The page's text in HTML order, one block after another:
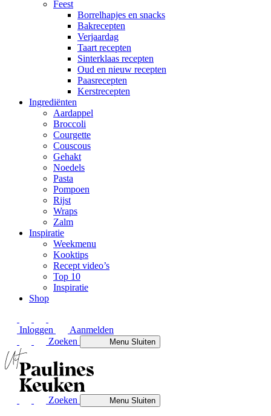
Feest
Borrelhapjes en snacks
Bakrecepten
Verjaardag
Taart recepten
Sinterklaas recepten
Oud en nieuw recepten
Paasrecepten
Kerstrecepten
Ingrediënten
Aardappel
Broccoli
Courgette
Couscous
Gehakt
Noedels
Pasta
Pompoen
Rijst
Wraps
Zalm
Inspiratie
Weekmenu
Kooktips
Recept video’s
Top 10
Inspiratie
Shop
Inloggen
Aanmelden
Zoeken
MenuSluiten
Zoeken MenuSluiten